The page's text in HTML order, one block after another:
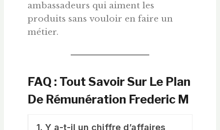
ambassadeurs qui aiment les
produits sans vouloir en faire un
métier.
FAQ : Tout Savoir Sur Le Plan
De Rémunération Frederic M
1. Y a-t-il un chiffre d’affaires